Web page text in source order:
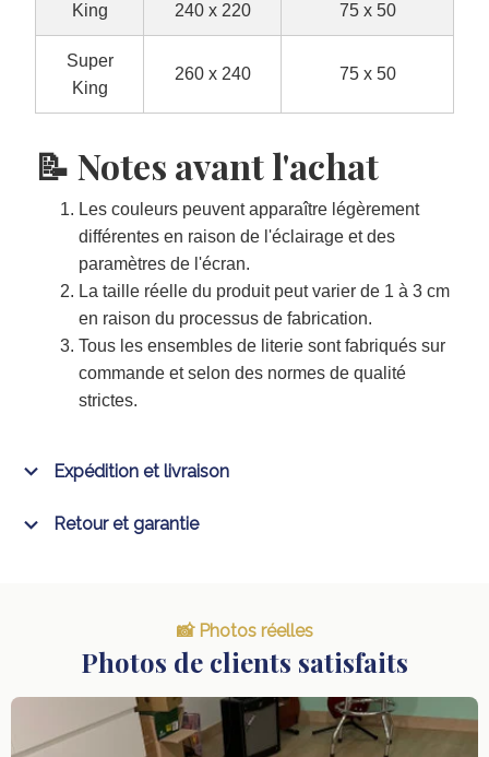
King 240 x 220 75 x 50
Super
King
260 x 240 75 x 50
📝 Notes avant l'achat
Les couleurs peuvent apparaître légèrement
différentes en raison de l'éclairage et des
paramètres de l'écran.
La taille réelle du produit peut varier de 1 à 3 cm
en raison du processus de fabrication.
Tous les ensembles de literie sont fabriqués sur
commande et selon des normes de qualité
strictes.
Expédition et livraison
Retour et garantie
📸 Photos réelles
Photos de clients satisfaits